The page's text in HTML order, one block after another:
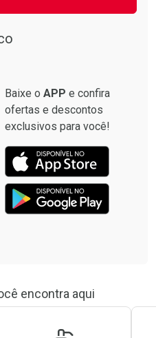
Baixe o APP e confira
ofertas e descontos
exclusivos para você!
encontra aqui